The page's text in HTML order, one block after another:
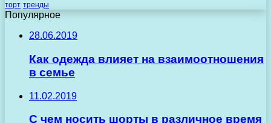
торт тренды
Популярное
28.06.2019
Как одежда влияет на взаимоотношения
в семье
11.02.2019
С чем носить шорты в различное время